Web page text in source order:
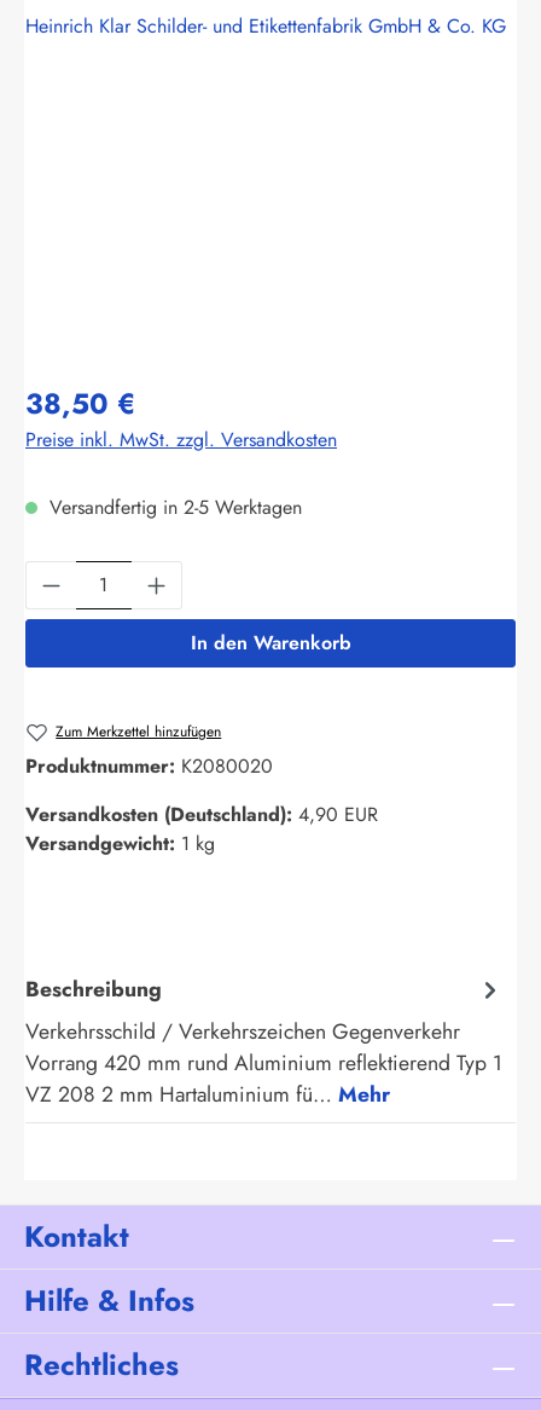
Heinrich Klar Schilder- und Etikettenfabrik GmbH & Co. KG
38,50 €
Preise inkl. MwSt. zzgl. Versandkosten
Versandfertig in 2-5 Werktagen
Produkt Anzahl: Gib den gewünschten
In den Warenkorb
Zum Merkzettel hinzufügen
Produktnummer: K2080020
Versandkosten (Deutschland): 4,90 EUR
Versandgewicht: 1 kg
Beschreibung
Verkehrsschild / Verkehrszeichen Gegenverkehr
Vorrang 420 mm rund Aluminium reflektierend Typ 1
VZ 208 2 mm Hartaluminium fü… Mehr
Kontakt
Hilfe & Infos
Rechtliches